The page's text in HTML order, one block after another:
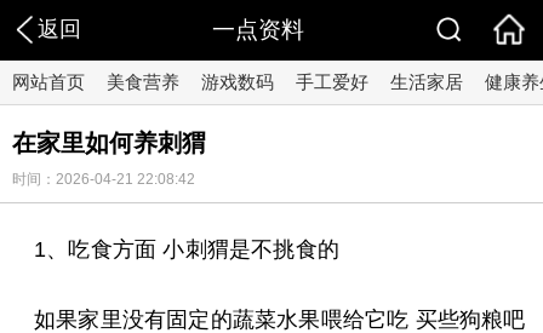
返回 一点资料
网站首页 美食营养 游戏数码 手工爱好 生活家居 健康养
在家里如何养刺猬
时间：2026-04-21 22:08:42
1、吃食方面 小刺猬是不挑食的
如果家里没有固定的蔬菜水果喂给它吃 买些狗粮吧